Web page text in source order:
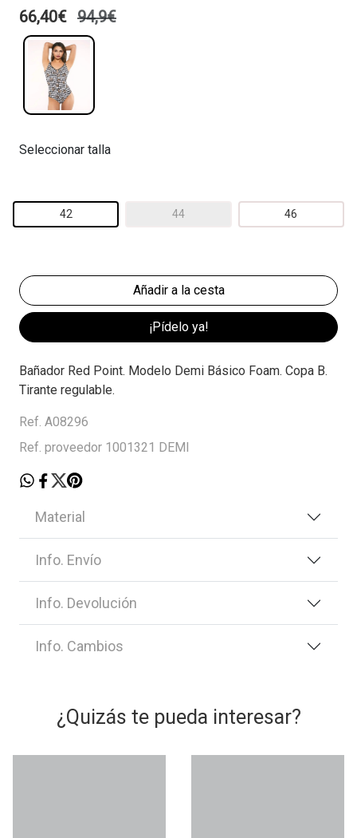
66,40€ 94,9€
Seleccionar talla
42 44 46
¡Pídelo ya!
Bañador Red Point. Modelo Demi Básico Foam. Copa B.
Tirante regulable.
Ref. A08296
Ref. proveedor 1001321 DEMI
Material
Info. Envío
Info. Devolución
Info. Cambios
¿Quizás te pueda interesar?